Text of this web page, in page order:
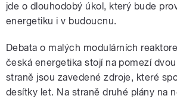
jde o dlouhodobý úkol, který bude
energetiku i v budoucnu.
Debata o malých modulárních
česká energetika stojí na pomezí
straně jsou zavedené zdroje, které
desítky let. Na straně druhé plány na